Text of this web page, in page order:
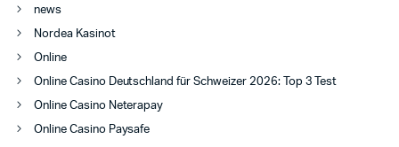
news
Nordea Kasinot
Online
Online Casino Deutschland für Schweizer 2026: Top 3 Test
Online Casino Neterapay
Online Casino Paysafe